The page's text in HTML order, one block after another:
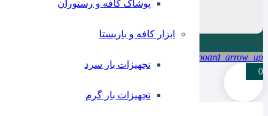
پوشاک کافه و رستوران
ابزار کافه و باریستا
تجهیزات بار سرد
تجهیزات بار گرم
keyboard_arrow_up
0